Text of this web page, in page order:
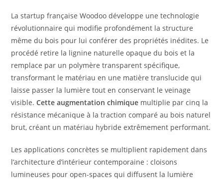
La startup française Woodoo développe une technologie
révolutionnaire qui modifie profondément la structure
même du bois pour lui conférer des propriétés inédites. Le
procédé retire la lignine naturelle opaque du bois et la
remplace par un polymère transparent spécifique,
transformant le matériau en une matière translucide qui
laisse passer la lumière tout en conservant le veinage
visible.Cette augmentation chimique multiplie par cinq la
résistance mécanique à la traction comparé au bois naturel
brut, créant un matériau hybride extrêmement performant.
Les applications concrètes se multiplient rapidement dans
l’architecture d’intérieur contemporaine : cloisons
lumineuses pour open-spaces qui diffusent la lumière